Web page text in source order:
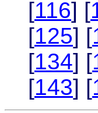
[116] [
[125] [
[134] [
[143] [